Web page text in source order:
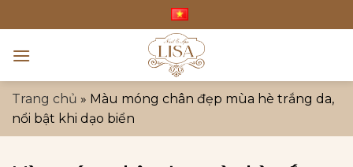
qua
nội
Trang chủ » Màu móng chân đẹp mùa hè trắng da,
nổi bật khi dạo biển